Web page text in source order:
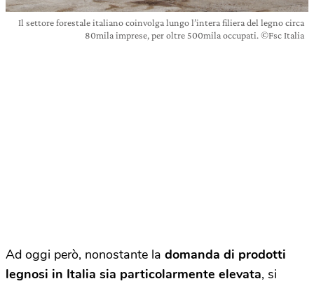
Il settore forestale italiano coinvolga lungo l’intera filiera del legno circa
80mila imprese, per oltre 500mila occupati. ©Fsc Italia
Ad oggi però, nonostante la domanda di prodotti
legnosi in Italia sia particolarmente elevata, si